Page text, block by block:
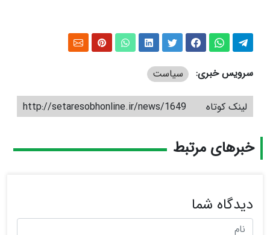
سرویس خبری: سیاست
لینک کوتاه http://setaresobhonline.ir/news/1649
خبرهای مرتبط
دیدگاه شما